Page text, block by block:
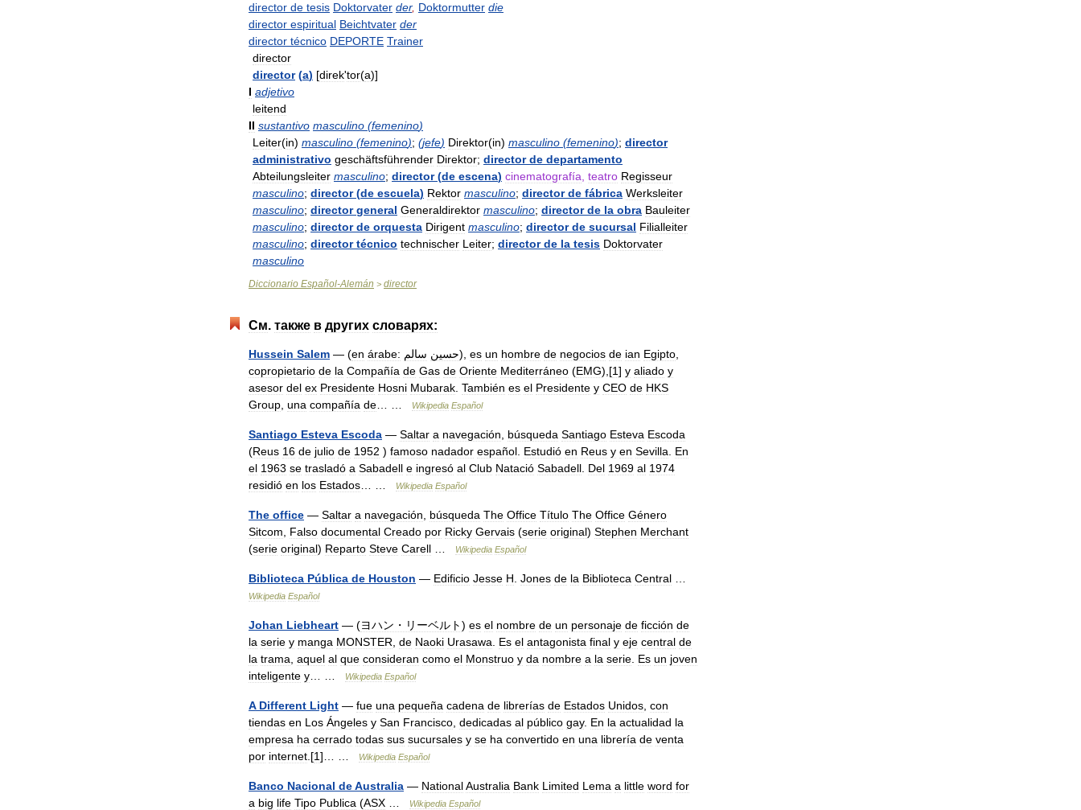
director de tesis Doktorvater der, Doktormutter die
director espiritual Beichtvater der
director técnico DEPORTE Trainer
director
director (a) [direk'tor(a)]
I adjetivo
leitend
II sustantivo masculino (femenino)
Leiter(in) masculino (femenino); (jefe) Direktor(in) masculino (femenino); director
administrativo geschäftsführender Direktor; director de departamento
Abteilungsleiter masculino; director(de escena) cinematografía teatro Regisseur
masculino; director(de escuela) Rektor masculino; director de fábrica Werksleiter
masculino; director general Generaldirektor masculino; director de la obra Bauleiter
masculino; director de orquesta Dirigent masculino; director de sucursal Filialleiter
masculino; director técnico technischer Leiter; director de la tesis Doktorvater
masculino
Diccionario Español-Alemán > director
См. также в других словарях:
Hussein Salem — (en árabe: حسين سالم ), es un hombre de negocios de ian Egipto
copropietario de la Compañía de Gas de Oriente Mediterráneo (EMG),[1] y aliado y
asesor del ex Presidente Hosni Mubarak También es el Presidente y CEO de HKS
Group una compañía de Wikipedia Español
Santiago Esteva Escoda — Saltar a navegación búsqueda Santiago Esteva Escoda
(Reus 16 de julio de 1952 ) famoso nadador español Estudió en Reus y en Sevilla
En
el 1963 se trasladó a Sabadell e ingresó al Club Natació Sabadell Del 1969 al 1974
residió en los Estados Wikipedia Español
The office — Saltar a navegación búsqueda The Office Título The Office Género
Sitcom
Falso documental Creado por Ricky Gervais (serie original) Stephen Merchant
(serie original) Reparto Steve Carell Wikipedia Español
Biblioteca Pública de Houston — Edificio Jesse H Jones de la Biblioteca Central
Wikipedia Español
Johan Liebheart — (ヨハン・リーベルト) es el nombre de un personaje de ficción de
la serie y manga MONSTER de Naoki Urasawa Es el antagonista final y eje central de
la trama aquel al que consideran como el Monstruo y da nombre a la serie Es un joven
inteligente y Wikipedia Español
A Different Light — fue una pequeña cadena de librerías de Estados Unidos con
tiendas en Los Ángeles y San Francisco dedicadas al público gay. En la actualidad la
empresa ha cerrado todas sus sucursales y se ha convertido en una librería de venta
por internet .[1]… … Wikipedia Español
Banco Nacional deAustralia — NationalAustralia Bank Limited Lema a little word for
a big life Tipo Publica (ASX Wikipedia Español